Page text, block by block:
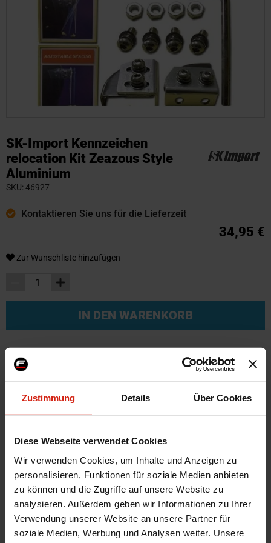
Zustimmung Details Über Cookies
Diese Webseite verwendet Cookies
Wir verwenden Cookies, um Inhalte und Anzeigen zu
personalisieren, Funktionen für soziale Medien anbieten
zu können und die Zugriffe auf unsere Website zu
analysieren. Außerdem geben wir Informationen zu Ihrer
Verwendung unserer Website an unsere Partner für
soziale Medien, Werbung und Analysen weiter. Unsere
SK-Import Kennzeichen
relocation Kit Zeazous Style
Aluminium
SKU 46927
Kontaktieren Sie uns für die Lieferzeit
34,95 €
Zur Wunschliste hinzufügen
IN DEN WARENKORB
Anfang
der
Bildgalerie
springen
Weitere Informationen
Weitere
SKU
46927
Marke
SK-Import
Material
Aluminium
Stil
Zeazous Style
Universal
Ja
Zertifikat
Kein Gutachten oder ABE
Montagematerial
Nein